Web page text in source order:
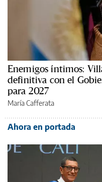
Enemigos íntimos:
definitiva con el
para 2027
María Cafferata
Ahora en portada